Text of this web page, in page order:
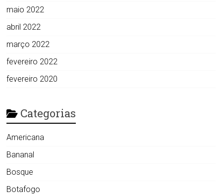
maio 2022
abril 2022
março 2022
fevereiro 2022
fevereiro 2020
Categorias
Americana
Bananal
Bosque
Botafogo